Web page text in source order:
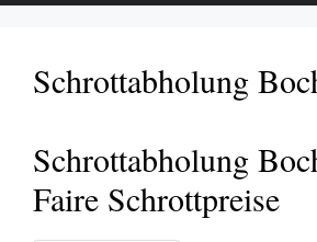
Schrottabholung
Schrottabholung
Faire Schrottpreise